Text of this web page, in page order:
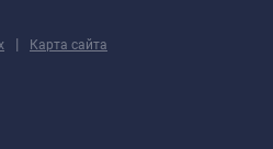
| Карта сайта